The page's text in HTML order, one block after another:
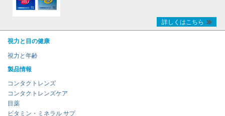
詳しくはこちら
視力と目の健康
視力と年齢
製品情報
コンタクトレンズ
コンタクトレンズケア
目薬
ビタミン・ミネラル サプ